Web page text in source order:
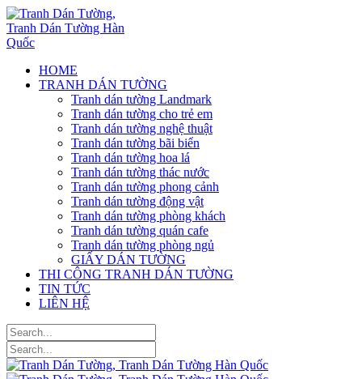
HOME
TRANH DÁN TƯỜNG
Tranh dán tường Landmark
Tranh dán tường cho trẻ em
Tranh dán tường nghệ thuật
Tranh dán tường bãi biển
Tranh dán tường hoa lá
Tranh dán tường thác nước
Tranh dán tường phong cảnh
Tranh dán tường động vật
Tranh dán tường phòng khách
Tranh dán tường quán cafe
Tranh dán tường phòng ngủ
GIẤY DÁN TƯỜNG
THI CÔNG TRANH DÁN TƯỜNG
TIN TỨC
LIÊN HỆ